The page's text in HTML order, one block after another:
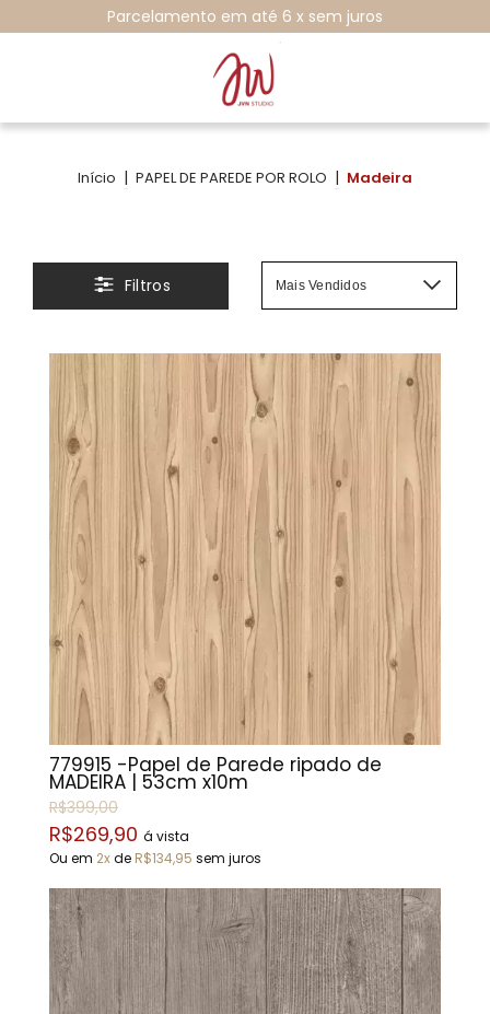
Parcelamento em até 6 x sem juros
Início | PAPEL DE PAREDE POR ROLO | Madeira
Filtros
779915 -Papel de Parede ripado de
MADEIRA | 53cm x10m
R$399,00
R$269,90 á vista
Ou em 2xde R$134,95 sem juros